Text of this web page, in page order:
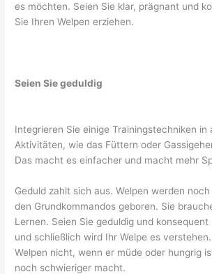
es möchten. Seien Sie klar, prägnant und
Sie Ihren Welpen erziehen.
Seien Sie geduldig
Integrieren Sie einige Trainingstechniken in
Aktivitäten, wie das Füttern oder
Das macht es einfacher und macht mehr
Geduld zahlt sich aus. Welpen werden
den Grundkommandos geboren. Sie
Lernen. Seien Sie geduldig und konsequent
und schließlich wird Ihr Welpe es
Welpen nicht, wenn er müde oder hungrig
noch schwieriger macht.